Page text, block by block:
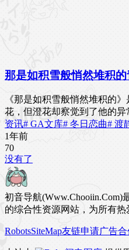
那是如积雪般悄然堆积
《那是如积雪般悄然堆积的
花，但澄花却察觉到了他的异
资讯# GA文库# 冬日恋曲# 渡
1年前
70
没有了
初音导航
的综合性资源网站，为所有
RobotsSiteMap友链申请广告